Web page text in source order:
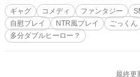
ないかもしれません。予めご了承くださ
ギャグ コメディ ファンタジー
自慰プレイ
NTR風プレイ ごっくん
多分ダブルヒーロー？
最終更